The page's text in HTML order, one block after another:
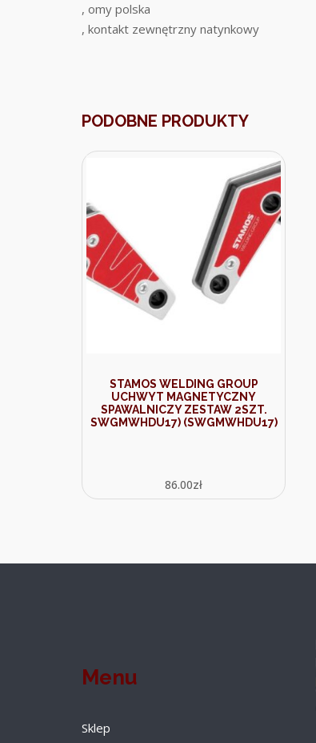
, omy polska
, kontakt zewnętrzny natynkowy
PODOBNE PRODUKTY
STAMOS WELDING GROUP
UCHWYT MAGNETYCZNY
SPAWALNICZY ZESTAW 2SZT.
SWGMWHDU17) (SWGMWHDU17)
86.00zł
Menu
Sklep